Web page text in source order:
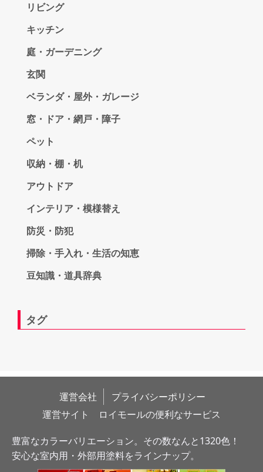
リビング
キッチン
庭・ガーデニング
玄関
ベランダ・屋外・ガレージ
窓・ドア・網戸・障子
ペット
収納・棚・机
アウトドア
インテリア・模様替え
防災・防犯
掃除・手入れ・生活の知恵
豆知識・道具辞典
タグ
運営会社
プライバシーポリシー
運営サイト　ロイモールの便利なサービス
豊富なカラーバリエーション。その数なんと1320色！
安心な室内用・外部用塗料をラインナップ。